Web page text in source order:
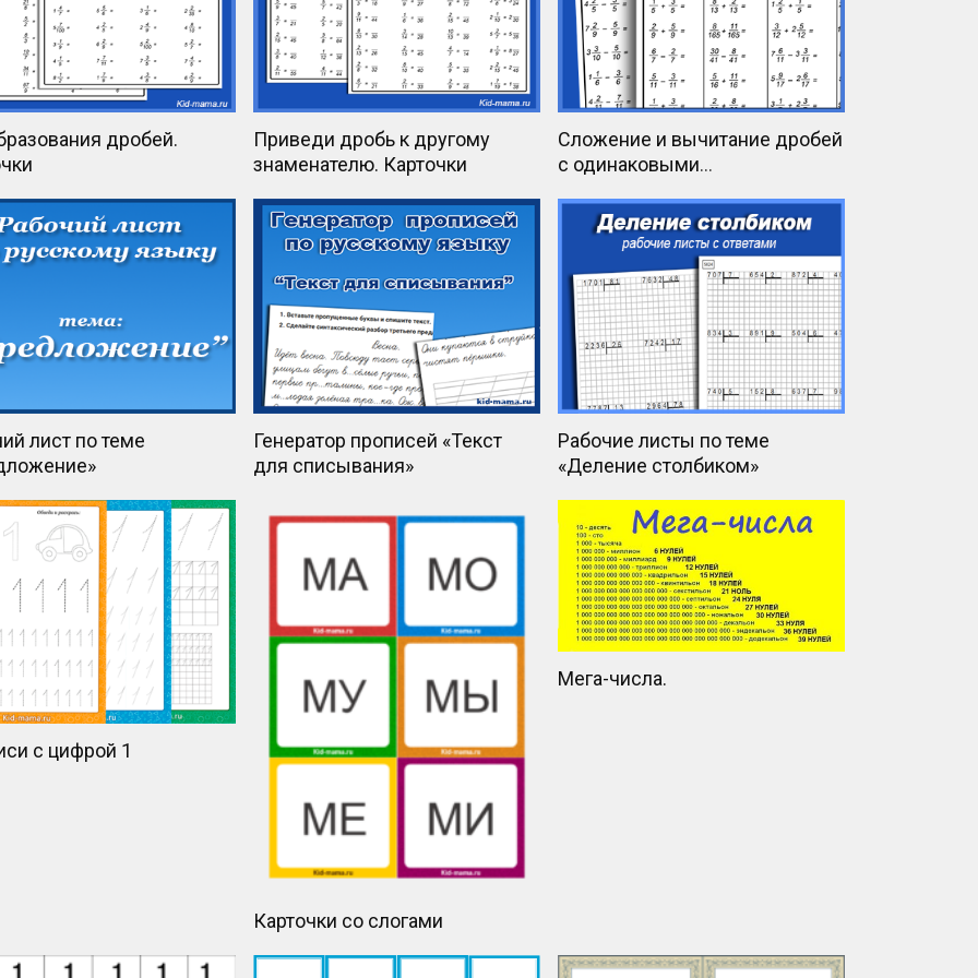
дробей.
Приведи дробь к другому
знаменателю. Карточки
Сложение и вычитание дробей
с одинаковыми
лист по теме
Генератор прописей «Текст
для списывания»
Рабочие листы по теме
«Деление столбиком»
с цифрой 1
Карточки со слогами
Мега-числа.